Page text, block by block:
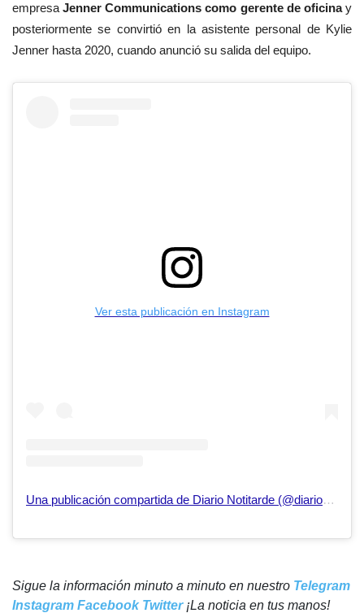
empresaJenner Communications como gerente de oficinay
posteriormente se convirtió en la asistente personal de Kylie
Jenner hasta 2020, cuando anunció su salida del equipo.
Ver esta publicación en Instagram
Una publicación compartida de Diario Notitarde (@diarionotitarde)
Sigue la información minuto a minuto en nuestro Telegram
Instagram Facebook Twitter¡La noticia en tus manos!